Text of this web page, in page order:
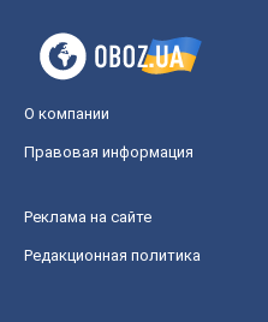
О компании
Правовая информация
Реклама на сайте
Редакционная политика